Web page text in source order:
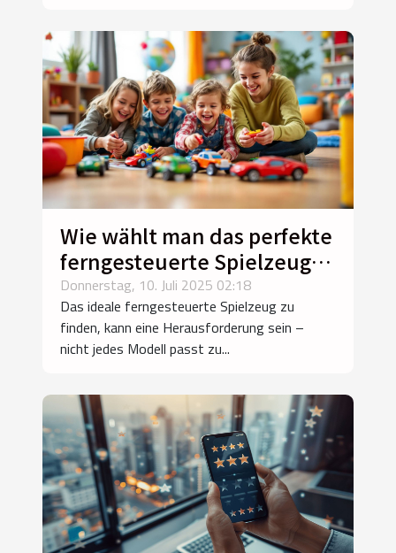
Wie wählt man das perfekte
ferngesteuerte Spielzeug
für jedes Alter?
Donnerstag, 10. Juli 2025 02:18
Das ideale ferngesteuerte Spielzeug zu
finden, kann eine Herausforderung sein –
nicht jedes Modell passt zu...